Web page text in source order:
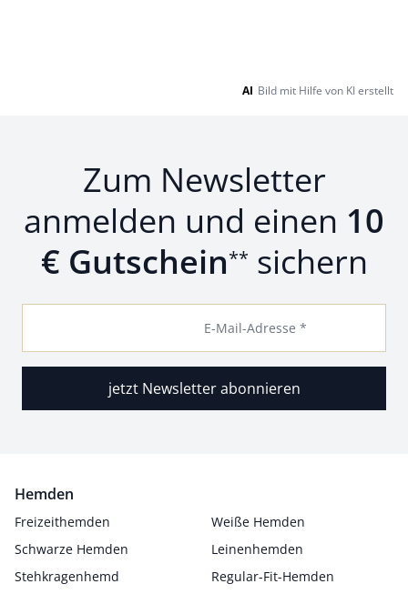
AI Bild mit Hilfe von KI erstellt
Zum Newsletter
anmelden und einen 10
€ Gutschein** sichern
E-Mail-Adresse *
jetzt Newsletter abonnieren
Hemden
Freizeithemden
Weiße Hemden
Schwarze Hemden
Leinenhemden
Stehkragenhemd
Regular-Fit-Hemden